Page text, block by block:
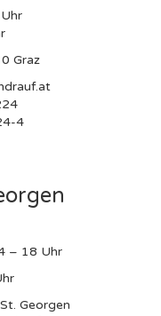
Graz
4
– 18 Uhr
Georgen